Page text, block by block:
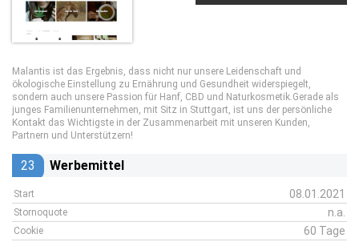
Malantis ist das Ergebnis, dass nicht nur unsere Leidenschaft und
ökologische Einstellung zu Ernährung und Gesundheit widerspiegelt,
sondern auch unsere Passion für Hanf, CBD und Naturkosmetik.Gerade als
junges Familienunternehmen, mit Sitz in Stuttgart, ist uns der persönliche
Kontakt das Wichtigste in der Zusammenarbeit mit unseren Kunden,
Partnern und Unterstützern!
23 Werbemittel
Start 08.01.2021
Stornoquote n.a.
Cookie 60 Tage